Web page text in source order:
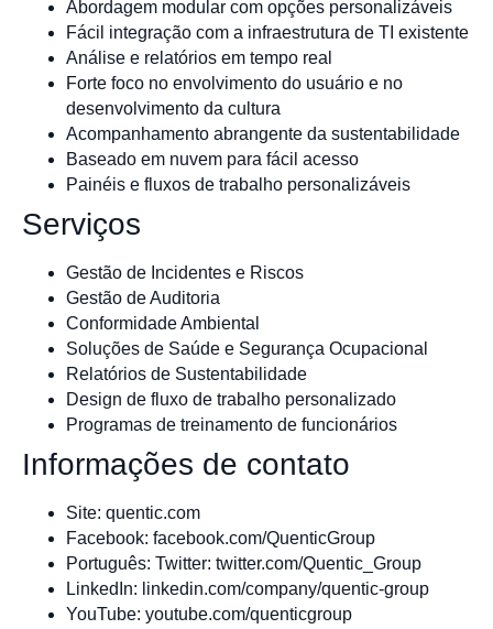
Abordagem modular com opções personalizáveis
Fácil integração com a infraestrutura de TI existente
Análise e relatórios em tempo real
Forte foco no envolvimento do usuário e no
desenvolvimento da cultura
Acompanhamento abrangente da sustentabilidade
Baseado em nuvem para fácil acesso
Painéis e fluxos de trabalho personalizáveis
Serviços
Gestão de Incidentes e Riscos
Gestão de Auditoria
Conformidade Ambiental
Soluções de Saúde e Segurança Ocupacional
Relatórios de Sustentabilidade
Design de fluxo de trabalho personalizado
Programas de treinamento de funcionários
Informações de contato
Site: quentic.com
Facebook: facebook.com/QuenticGroup
Português: Twitter: twitter.com/Quentic_Group
LinkedIn: linkedin.com/company/quentic-group
YouTube: youtube.com/quenticgroup